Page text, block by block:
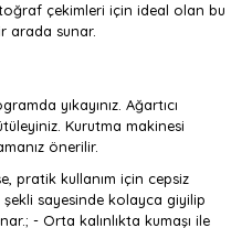
çekimleri için ideal olan bu
arada sunar.
yıkayınız. Ağartıcı
Kurutma makinesi
önerilir.
pratik kullanım için cepsiz
şekli sayesinde kolayca giyilip
- Orta kalınlıkta kumaşı ile